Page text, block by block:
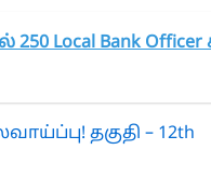
Local Bank Officer
தகுதி – 12th